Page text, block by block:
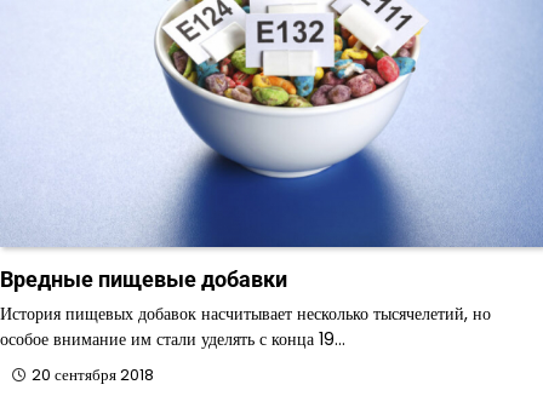
Вредные пищевые добавки
История пищевых добавок насчитывает несколько тысячелетий, но
особое внимание им стали уделять с конца 19…
20 сентября 2018